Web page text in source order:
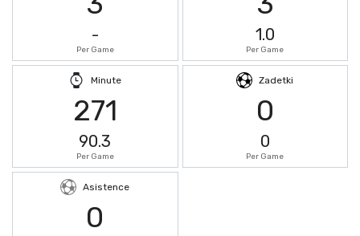
-
Per Game
1.0
Per Game
Minute
271
90.3
Per Game
Zadetki
0
0
Per Game
Asistence
0